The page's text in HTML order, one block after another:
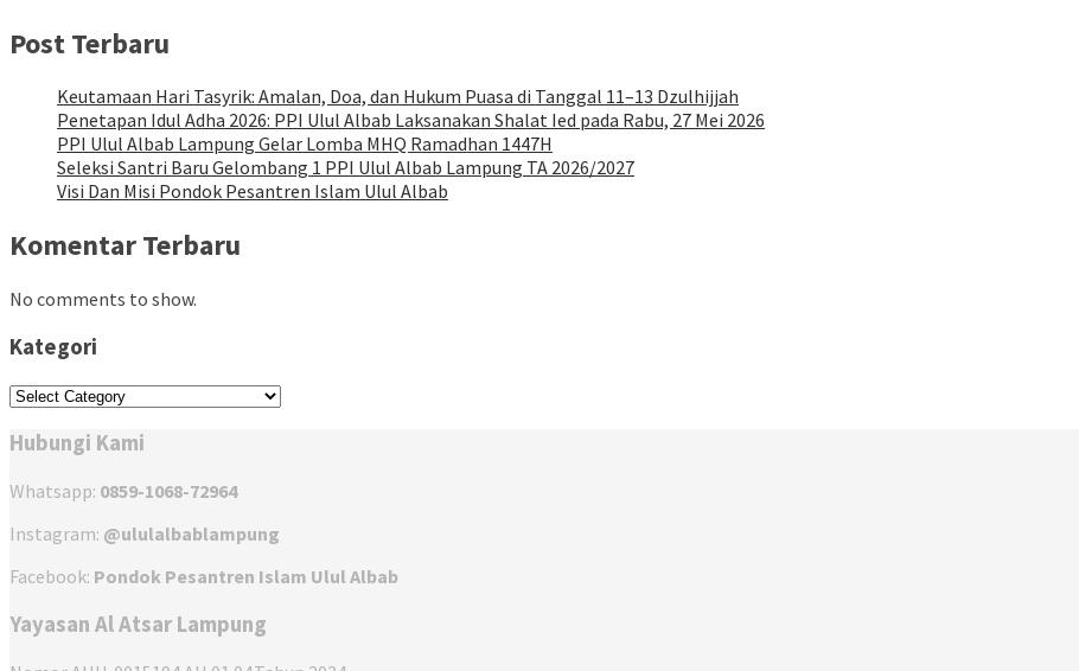
Post Terbaru
Keutamaan Hari Tasyrik: Amalan, Doa, dan Hukum Puasa di Tanggal 11–13 Dzulhijjah
Penetapan Idul Adha 2026: PPI Ulul Albab Laksanakan Shalat Ied pada Rabu, 27 Mei 2026
PPI Ulul Albab Lampung Gelar Lomba MHQ Ramadhan 1447H
Seleksi Santri Baru Gelombang 1 PPI Ulul Albab Lampung TA 2026/2027
Visi Dan Misi Pondok Pesantren Islam Ulul Albab
Komentar Terbaru
No comments to show.
Kategori
Kategori
Hubungi Kami
Whatsapp: 0859-1068-72964
Instagram: @ululalbablampung
Facebook: Pondok Pesantren Islam Ulul Albab
Yayasan Al Atsar Lampung